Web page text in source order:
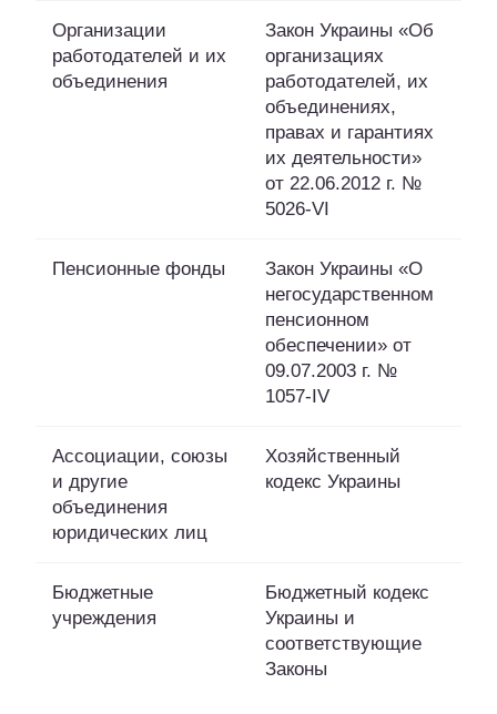
Организации
работодателей и их
объединения
Закон Украины «Об
организациях
работодателей, их
объединениях,
правах и гарантиях
их деятельности»
от 22.06.2012 г. №
5026-VI
Пенсионные фонды
Закон Украины «О
негосударственном
пенсионном
обеспечении» от
09.07.2003 г. №
1057-IV
Ассоциации, союзы
и другие
объединения
юридических лиц
Хозяйственный
кодекс Украины
Бюджетные
учреждения
Бюджетный кодекс
Украины и
соответствующие
Законы